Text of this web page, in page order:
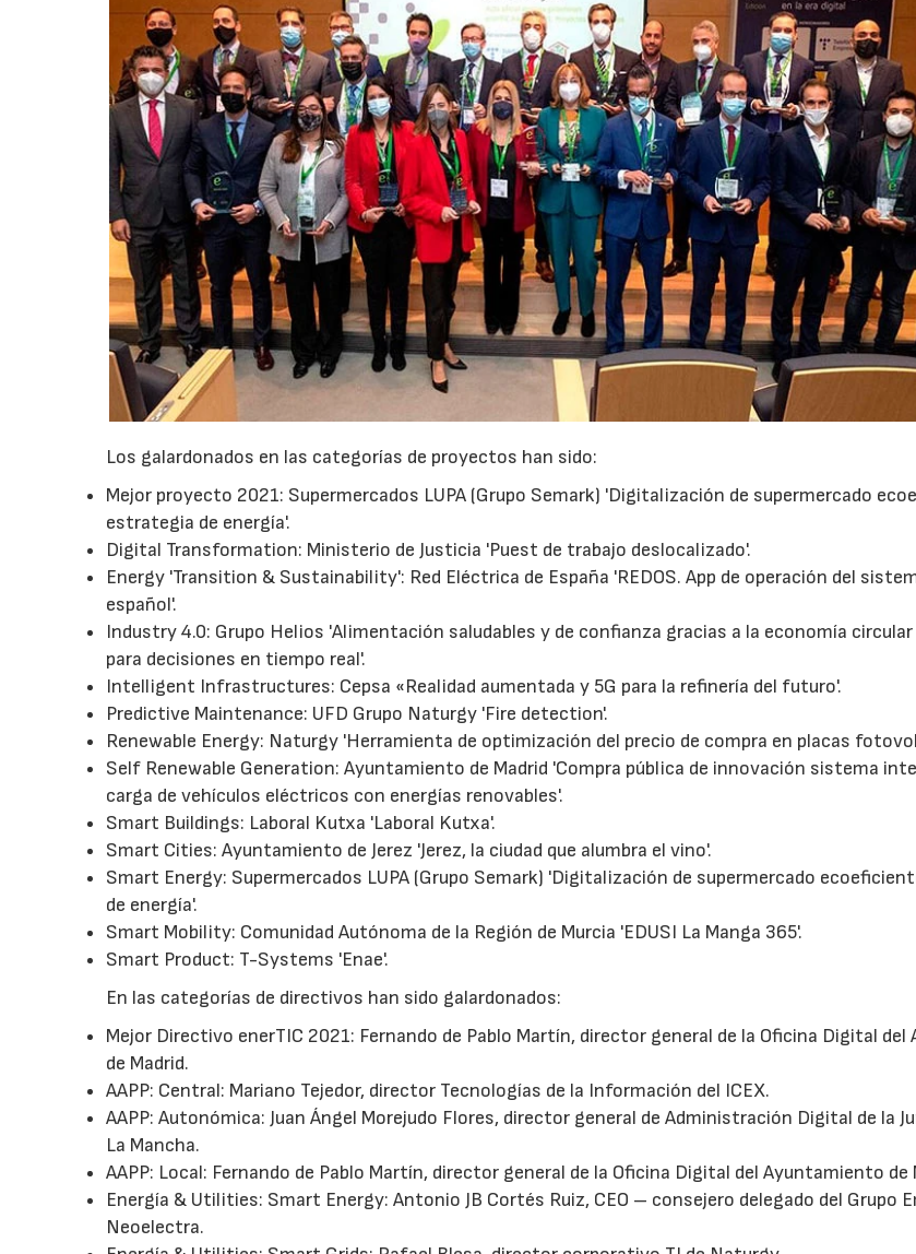
Los galardonados en las categorías de proyectos han sido:
Mejor proyecto 2021: Supermercados LUPA (Grupo Semark) 'Digitalización de supermercado
estrategia de energía'.
Digital Transformation: Ministerio de Justicia 'Puest de trabajo deslocalizado'.
Energy 'Transition & Sustainability': Red Eléctrica de España 'REDOS. App de operación del
español'.
Industry 4.0: Grupo Helios 'Alimentación saludables y de confianza gracias a la economía
para decisiones en tiempo real'.
Intelligent Infrastructures: Cepsa «Realidad aumentada y 5G para la refinería del futuro'.
Predictive Maintenance: UFD Grupo Naturgy 'Fire detection'.
Renewable Energy: Naturgy 'Herramienta de optimización del precio de compra en placas
Self Renewable Generation: Ayuntamiento de Madrid 'Compra pública de innovación sistema
carga de vehículos eléctricos con energías renovables'.
Smart Buildings: Laboral Kutxa 'Laboral Kutxa'.
Smart Cities: Ayuntamiento de Jerez 'Jerez, la ciudad que alumbra el vino'.
Smart Energy: Supermercados LUPA (Grupo Semark) 'Digitalización de supermercado
de energía'.
Smart Mobility: Comunidad Autónoma de la Región de Murcia 'EDUSI La Manga 365'.
Smart Product: T-Systems 'Enae'.
En las categorías de directivos han sido galardonados:
Mejor Directivo enerTIC 2021: Fernando de Pablo Martín, director general de la Oficina Digital
de Madrid.
AAPP: Central: Mariano Tejedor, director Tecnologías de la Información del ICEX.
AAPP: Autonómica: Juan Ángel Morejudo Flores, director general de Administración Digital de la
La Mancha.
AAPP: Local: Fernando de Pablo Martín, director general de la Oficina Digital del Ayuntamiento de
Energía & Utilities: Smart Energy: Antonio JB Cortés Ruiz, CEO – consejero delegado del Grupo
Neoelectra.
28/07/2026